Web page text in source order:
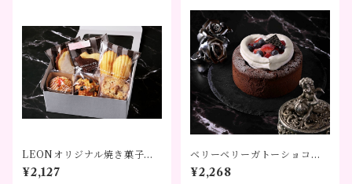
LEONオリジナル焼き菓子セ
ット
¥2,127
ベリーベリーガトーショコラ
直径12㎝
¥2,268